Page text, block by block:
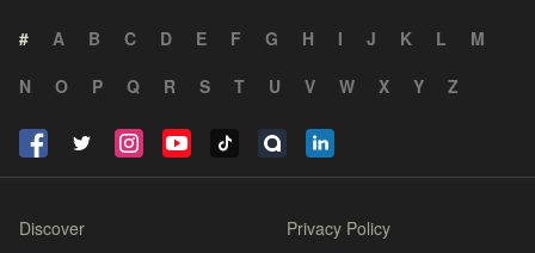
# A B C D E F G H I J K L
M
N
O P Q R S T U V W X Y Z
Discover Privacy Policy